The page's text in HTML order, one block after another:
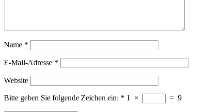
Name *
E-Mail-Adresse *
Website
Bitte geben Sie folgende Zeichen ein: * 1 × = 9